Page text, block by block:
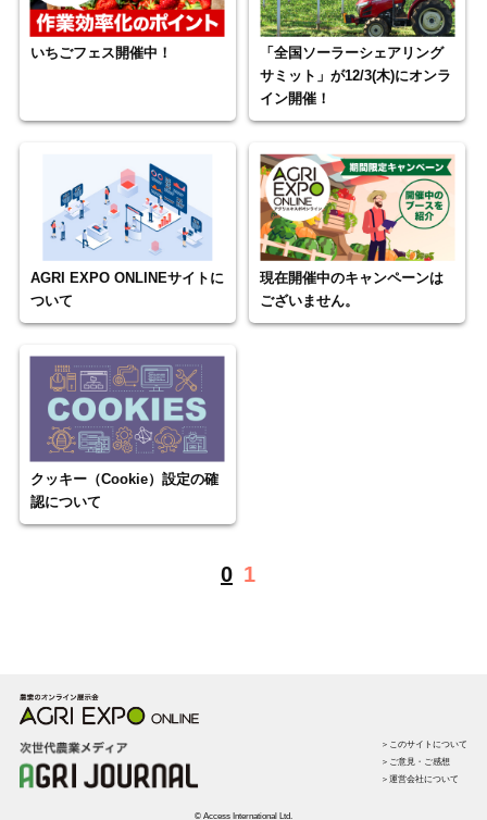
いちごフェス開催中！
「全国ソーラーシェアリング
サミット」が12/3(木)にオンラ
イン開催！
AGRI EXPO ONLINEサイトに
ついて
現在開催中のキャンペーンは
ございません。
クッキー（Cookie）設定の確
認について
0 1
＞このサイトについて
＞ご意見・ご感想
＞運営会社について
© Access International Ltd.